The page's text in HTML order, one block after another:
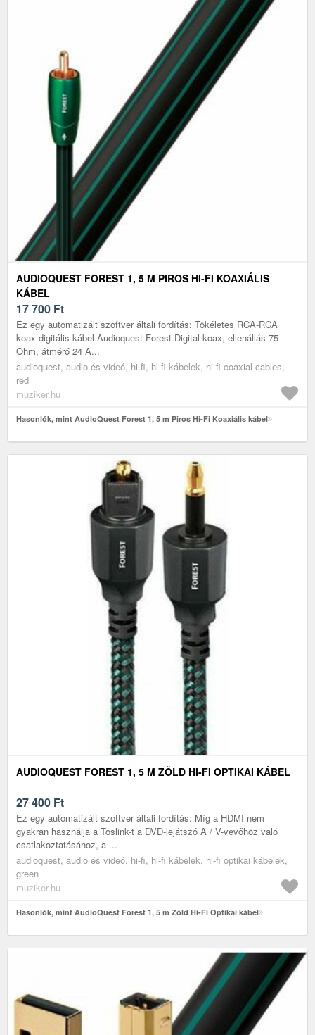
AUDIOQUEST FOREST 1, 5 M PIROS HI-FI KOAXIÁLIS
KÁBEL
17 700 Ft
Ez egy automatizált szoftver általi fordítás: Tökéletes RCA-RCA
koax digitális kábel Audioquest Forest Digital koax, ellenállás 75
Ohm, átmérő 24 A...
audioquest, audio és videó, hi-fi, hi-fi kábelek, hi-fi coaxial cables,
red
muziker.hu
Hasonlók, mint AudioQuest Forest 1, 5 m Piros Hi-Fi Koaxiális kábel
AUDIOQUEST FOREST 1, 5 M ZÖLD HI-FI OPTIKAI KÁBEL
27 400 Ft
Ez egy automatizált szoftver általi fordítás: Míg a HDMI nem
gyakran használja a Toslink-t a DVD-lejátszó A / V-vevőhöz való
csatlakoztatásához, a ...
audioquest, audio és videó, hi-fi, hi-fi kábelek, hi-fi optikai kábelek,
green
muziker.hu
Hasonlók, mint AudioQuest Forest 1, 5 m Zöld Hi-Fi Optikai kábel